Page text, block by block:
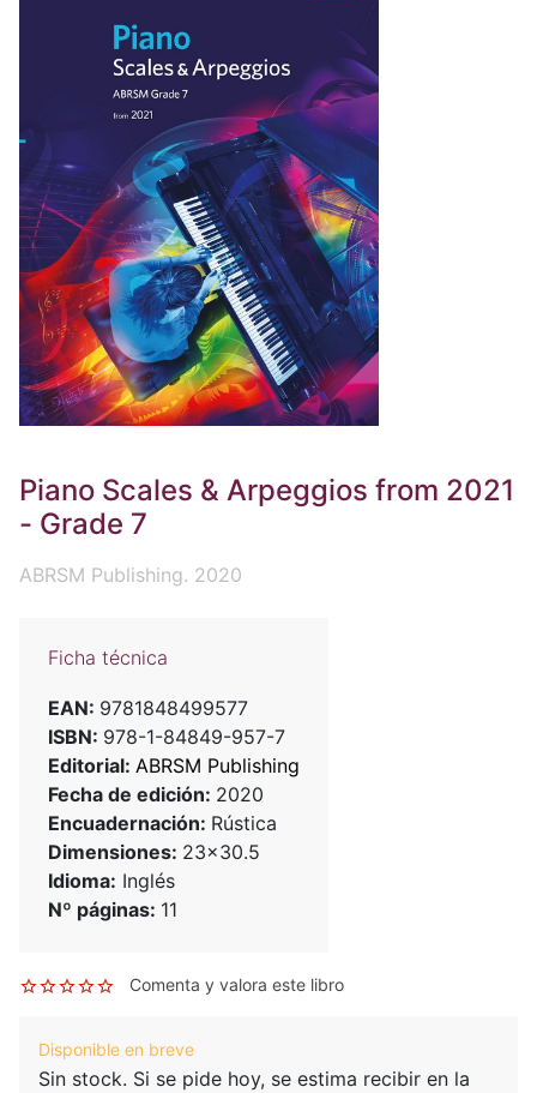
Piano Scales & Arpeggios from 2021
- Grade 7
ABRSM Publishing. 2020
Ficha técnica
EAN: 9781848499577
ISBN: 978-1-84849-957-7
Editorial: ABRSM Publishing
Fecha de edición: 2020
Encuadernación: Rústica
Dimensiones: 23x30.5
Idioma: Inglés
Nº páginas: 11
Comenta y valora este libro
Disponible en breve
Sin stock. Si se pide hoy, se estima recibir en la